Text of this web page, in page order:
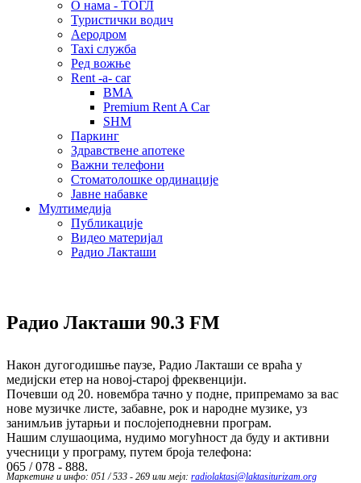
О нама - ТОГЛ
Туристички водич
Аеродром
Taxi служба
Ред вожње
Rent -a- car
BMA
Premium Rent A Car
SHM
Паркинг
Здравствене апотеке
Важни телефони
Стоматолошке ординације
Јавне набавке
Мултимедија
Публикације
Видео материјал
Радио Лакташи
Радио Лакташи 90.3 FM
Након дугогодишње паузе, Радио Лакташи се враћа у
медијски етер на новој-старој фреквенцији.
Почевши од 20. новембра тачно у подне, припремамо за вас
нове музичке листе, забавне, рок и народне музике, уз
занимљив јутарњи и послојеподневни програм.
Нашим слушаоцима, нудимо могућност да буду и активни
учесници у програму, путем броја телефона:
065 / 078 - 888.
Маркетинг и инфо: 051 / 533 - 269 или мејл: radiolaktasi@laktasiturizam.org